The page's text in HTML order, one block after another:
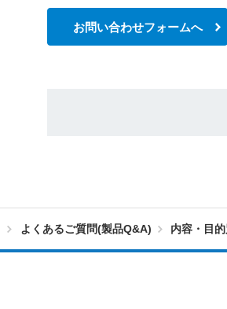
お問い合わせフォームへ
よくあるご質問(製品Q&A) 内容・目